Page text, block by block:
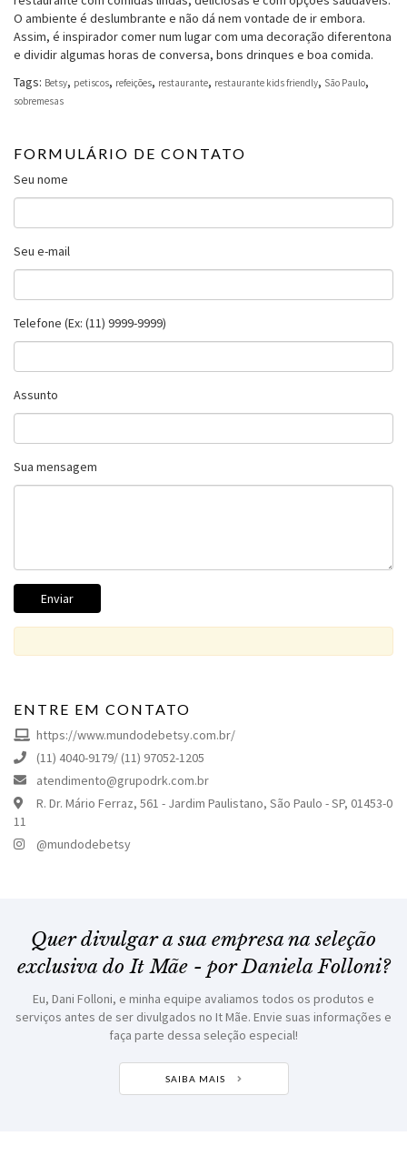
O ambiente é deslumbrante e não dá nem vontade de ir embora.
Assim, é inspirador comer num lugar com uma decoração diferentona
e dividir algumas horas de conversa, bons drinques e boa comida.
Tags: Betsy, petiscos, refeições, restaurante, restaurante kids friendly, São Paulo,
sobremesas
FORMULÁRIO DE CONTATO
Seu nome
Seu e-mail
Telefone (Ex: (11) 9999-9999)
Assunto
Sua mensagem
ENTRE EM CONTATO
https://www.mundodebetsy.com.br/
(11) 4040-9179/ (11) 97052-1205
atendimento@grupodrk.com.br
R. Dr. Mário Ferraz, 561 - Jardim Paulistano, São Paulo - SP, 01453-0
11
@mundodebetsy
Quer divulgar a sua empresa na seleção
exclusiva doIt Mãe - por Daniela Folloni?
Eu, Dani Folloni, e minha equipe avaliamos todos os produtos e
serviços antes de ser divulgados no It Mãe. Envie suas informações e
faça parte dessa seleção especial!
SAIBA MAIS